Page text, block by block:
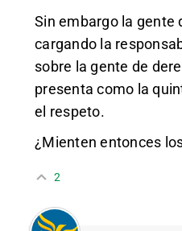
Sin embargo la gente
cargando la
sobre la gente de
presenta como la
el respeto.
¿Mienten entonces
2